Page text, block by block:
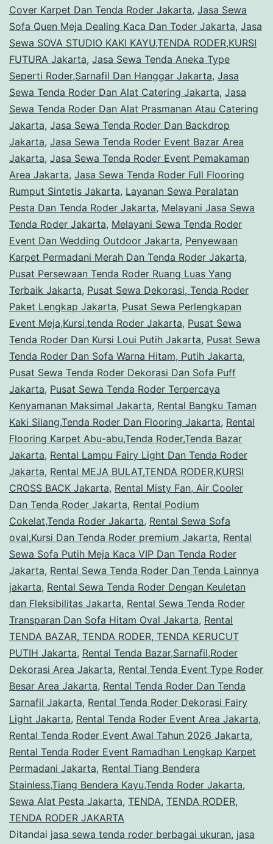
Cover Karpet Dan Tenda Roder Jakarta, Jasa Sewa
Sofa Quen Meja Dealing Kaca Dan Toder Jakarta, Jasa
Sewa SOVA STUDIO KAKI KAYU,TENDA RODER,KURSI
FUTURA Jakarta, Jasa Sewa Tenda Aneka Type
Seperti Roder,Sarnafil Dan Hanggar Jakarta, Jasa
Sewa Tenda Roder Dan Alat Catering Jakarta, Jasa
Sewa Tenda Roder Dan Alat Prasmanan Atau Catering
Jakarta, Jasa Sewa Tenda Roder Dan Backdrop
Jakarta, Jasa Sewa Tenda Roder Event Bazar Area
Jakarta, Jasa Sewa Tenda Roder Event Pemakaman
Area Jakarta, Jasa Sewa Tenda Roder Full Flooring
Rumput Sintetis Jakarta, Layanan Sewa Peralatan
Pesta Dan Tenda Roder Jakarta, Melayani Jasa Sewa
Tenda Roder Jakarta, Melayani Sewa Tenda Roder
Event Dan Wedding Outdoor Jakarta, Penyewaan
Karpet Permadani Merah Dan Tenda Roder Jakarta,
Pusat Persewaan Tenda Roder Ruang Luas Yang
Terbaik Jakarta, Pusat Sewa Dekorasi, Tenda Roder
Paket Lengkap Jakarta, Pusat Sewa Perlengkapan
Event Meja,Kursi,tenda Roder Jakarta, Pusat Sewa
Tenda Roder Dan Kursi Loui Putih Jakarta, Pusat Sewa
Tenda Roder Dan Sofa Warna Hitam, Putih Jakarta,
Pusat Sewa Tenda Roder Dekorasi Dan Sofa Puff
Jakarta, Pusat Sewa Tenda Roder Terpercaya
Kenyamanan Maksimal Jakarta, Rental Bangku Taman
Kaki Silang,Tenda Roder Dan Flooring Jakarta, Rental
Flooring Karpet Abu-abu,Tenda Roder,Tenda Bazar
Jakarta, Rental Lampu Fairy Light Dan Tenda Roder
Jakarta, Rental MEJA BULAT,TENDA RODER,KURSI
CROSS BACK Jakarta, Rental Misty Fan, Air Cooler
Dan Tenda Roder Jakarta, Rental Podium
Cokelat,Tenda Roder Jakarta, Rental Sewa Sofa
oval,Kursi Dan Tenda Roder premium Jakarta, Rental
Sewa Sofa Putih Meja Kaca VIP Dan Tenda Roder
Jakarta, Rental Sewa Tenda Roder Dan Tenda Lainnya
jakarta, Rental Sewa Tenda Roder Dengan Keuletan
dan Fleksibilitas Jakarta, Rental Sewa Tenda Roder
Transparan Dan Sofa Hitam Oval Jakarta, Rental
TENDA BAZAR, TENDA RODER, TENDA KERUCUT
PUTIH Jakarta, Rental Tenda Bazar,Sarnafil,Roder
Dekorasi Area Jakarta, Rental Tenda Event Type Roder
Besar Area Jakarta, Rental Tenda Roder Dan Tenda
Sarnafil Jakarta, Rental Tenda Roder Dekorasi Fairy
Light Jakarta, Rental Tenda Roder Event Area Jakarta,
Rental Tenda Roder Event Awal Tahun 2026 Jakarta,
Rental Tenda Roder Event Ramadhan Lengkap Karpet
Permadani Jakarta, Rental Tiang Bendera
Stainless,Tiang Bendera Kayu,Tenda Roder Jakarta,
Sewa Alat Pesta Jakarta, TENDA, TENDA RODER,
TENDA RODER JAKARTA
Ditandai jasa sewa tenda roder berbagai ukuran, jasa